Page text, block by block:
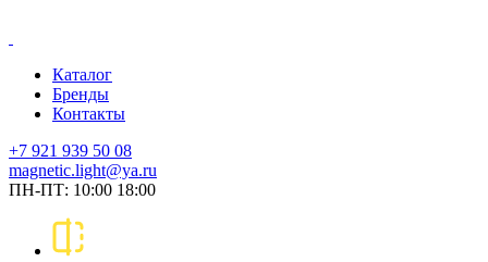
Каталог
Бренды
Контакты
+7 921 939 50 08
magnetic.light@ya.ru
ПН-ПТ: 10:00 18:00